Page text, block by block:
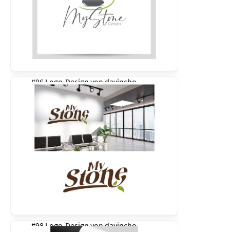
#96 Logo-Design vondavincho
#98 Logo-Design vondavincho